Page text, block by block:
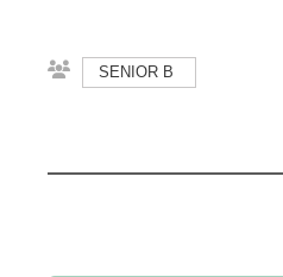
SENIOR B